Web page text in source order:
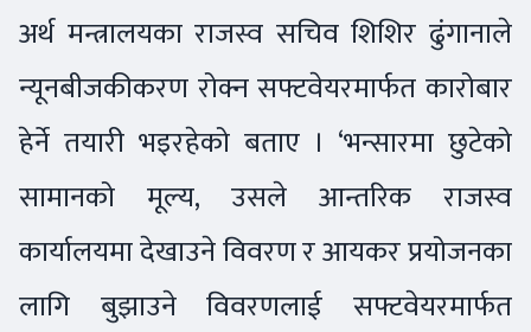
अर्थ मन्त्रालयका राजस्व सचिव शिशिर ढुंगानाले
न्यूनबीजकीकरण रोक्न सफ्टवेयरमार्फत कारोबार
हेर्ने तयारी भइरहेको बताए । ‘भन्सारमा छुटेको
सामानको मूल्य, उसले आन्तरिक राजस्व
कार्यालयमा देखाउने विवरण र आयकर प्रयोजनका
लागि बुझाउने विवरणलाई सफ्टवेयरमार्फत